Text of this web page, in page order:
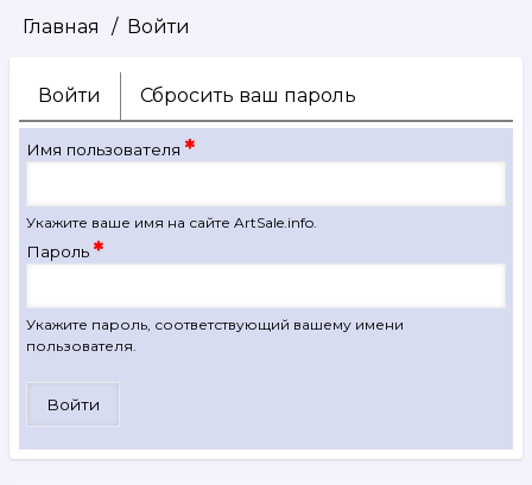
Строка
Главная Войти
Главные
вкладки
Войти
(активная
вкладка)
Сбросить ваш пароль
Имя пользователя
Укажите ваше имя на сайте ArtSale.info.
Пароль
Укажите пароль, соответствующий вашему имени
пользователя.